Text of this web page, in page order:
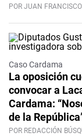
POR JUAN
Caso Cardama
La oposición
convocar a
Cardama:
de la
POR REDACCIÓN